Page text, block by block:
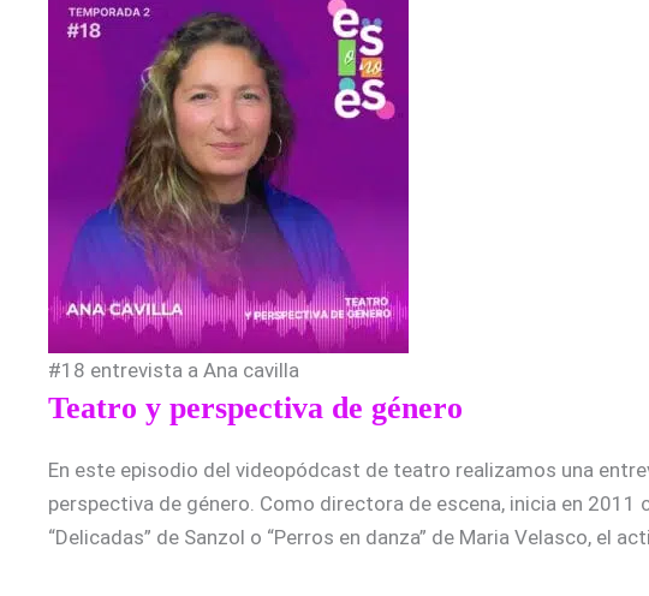
#18 entrevista a Ana cavilla
Teatro y perspectiva de género
En este episodio del videopódcast de teatro realizamos una
perspectiva de género. Como directora de escena, inicia en
“Delicadas” de Sanzol o “Perros en danza” de Maria Velasco, el